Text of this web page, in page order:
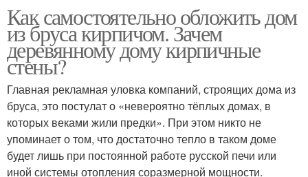
Как самостоятельно обложить дом
из бруса кирпичом. Зачем
деревянному дому кирпичные
стены?
Главная рекламная уловка компаний, строящих дома из
бруса, это постулат о «невероятно тёплых домах, в
которых веками жили предки». При этом никто не
упоминает о том, что достаточно тепло в таком доме
будет лишь при постоянной работе русской печи или
иной системы отопления соразмерной мощности.